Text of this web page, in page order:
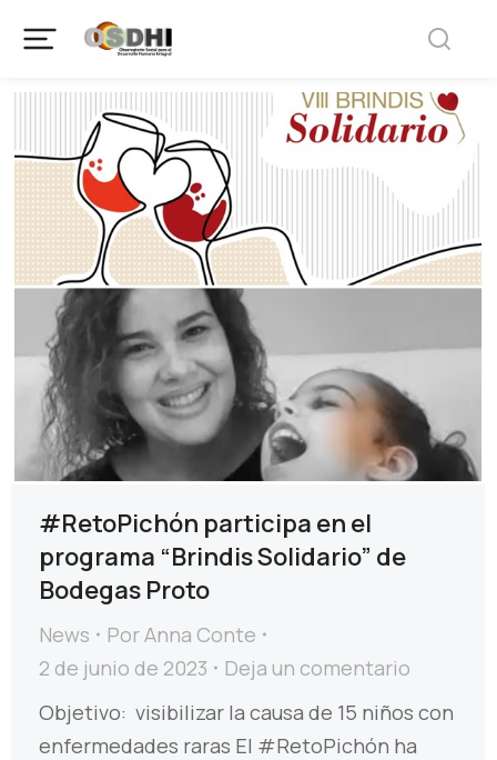
#RetoPichón participa en el
programa “Brindis Solidario” de
Bodegas Proto
News PorAnna Conte
2 de junio de 2023
Deja un comentario
Objetivo: visibilizar la causa de 15 niños con
enfermedades raras El #RetoPichón ha